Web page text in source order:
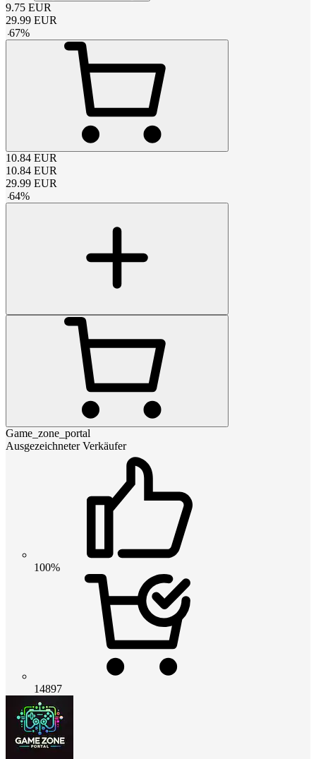
9.75 EUR
29.99 EUR
-67%
10.84 EUR
10.84 EUR
29.99 EUR
-64%
Game_zone_portal
Ausgezeichneter Verkäufer
100%
14897